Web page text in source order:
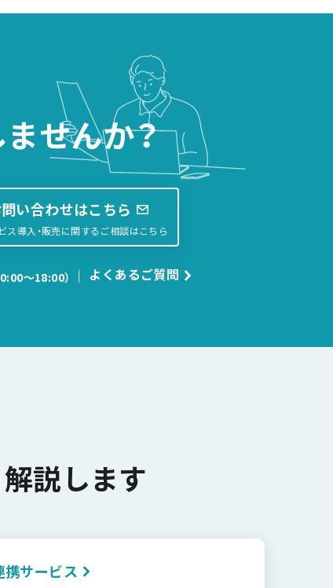
せんか？
い合わせはこちら
ス導入・販売に関するご相談はこちら
〜18:00） よくあるご質問
説します
携サービス